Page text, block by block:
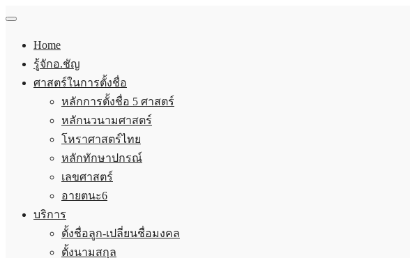
Home
รู้จักอ.ชัญ
ศาสตร์ในการตั้งชื่อ
หลักการตั้งชื่อ 5 ศาสตร์
หลักนวนามศาสตร์
โหราศาสตร์ไทย
หลักทักษาปกรณ์
เลขศาสตร์
อายตนะ6
บริการ
ตั้งชื่อลูก-เปลี่ยนชื่อมงคล
ตั้งนามสกุล